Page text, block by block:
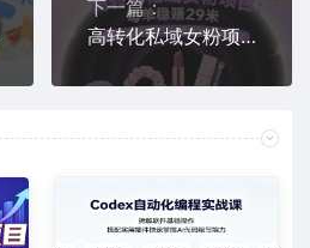
下一篇：
高转化私域女粉项目：每单稳賺29米，单日变现轻松破3张+最好做的女粉项目